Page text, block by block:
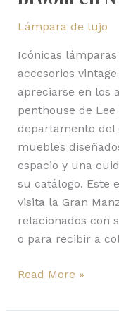
Lámpara de lujo
Icónicas
accesorios
apreciarse en los
penthouse de Lee
departamento del
muebles
espacio y una
su catálogo. Este
visita la Gran
relacionados con
o para recibir a
Read More »